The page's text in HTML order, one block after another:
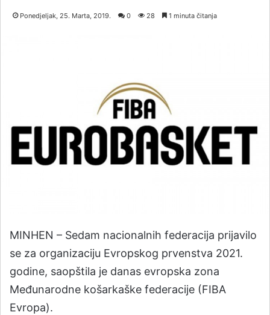
Ponedjeljak, 25. Marta, 2019. 0 28 1 minuta čitanja
MINHEN – Sedam nacionalnih federacija prijavilo
se za organizaciju Evropskog prvenstva 2021.
godine, saopštila je danas evropska zona
Međunarodne košarkaške federacije (FIBA
Evropa).